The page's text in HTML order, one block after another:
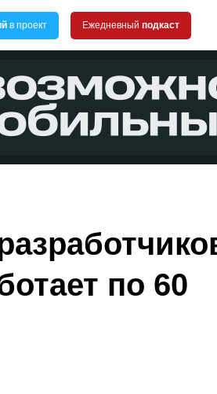
в проект Ежедневный подкаст
по 60